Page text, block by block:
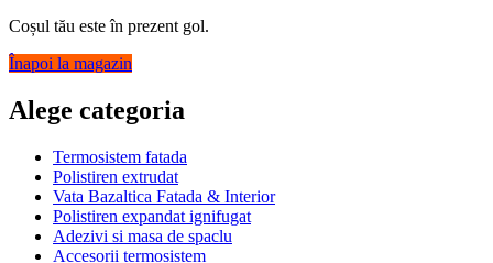
Coșul tău este în prezent gol.
Înapoi la magazin
Alege categoria
Termosistem fatada
Polistiren extrudat
Vata Bazaltica Fatada & Interior
Polistiren expandat ignifugat
Adezivi si masa de spaclu
Accesorii termosistem